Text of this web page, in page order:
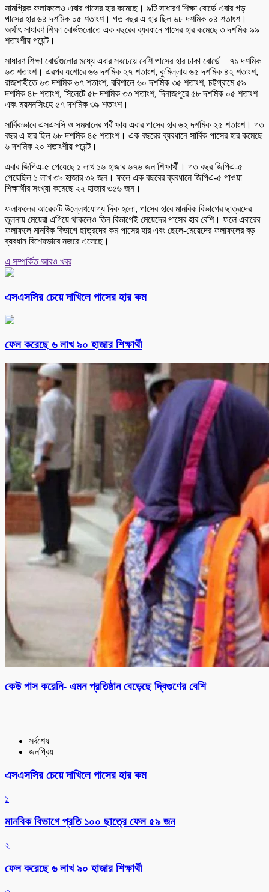
সামগ্রিক ফলাফলেও এবার পাসের হার কমেছে। ৯টি সাধারণ শিক্ষা বোর্ডে এবার গড়
পাসের হার ৬৪ দশমিক ০৫ শতাংশ। গত বছর এ হার ছিল ৬৮ দশমিক ০৪ শতাংশ।
অর্থাৎ সাধারণ শিক্ষা বোর্ডগুলোতে এক বছরের ব্যবধানে পাসের হার কমেছে ৩ দশমিক ৯৯
শতাংশীয় পয়েন্ট।
সাধারণ শিক্ষা বোর্ডগুলোর মধ্যে এবার সবচেয়ে বেশি পাসের হার ঢাকা বোর্ডে—৭১ দশমিক
৬৩ শতাংশ। এরপর যশোরে ৬৬ দশমিক ২৭ শতাংশ, কুমিল্লায় ৬৫ দশমিক ৪২ শতাংশ,
রাজশাহীতে ৬৩ দশমিক ৬৭ শতাংশ, বরিশালে ৬০ দশমিক ৩৫ শতাংশ, চট্টগ্রামে ৫৯
দশমিক ৪৮ শতাংশ, সিলেটে ৫৮ দশমিক ৩৩ শতাংশ, দিনাজপুরে ৫৮ দশমিক ০৫ শতাংশ
এবং ময়মনসিংহে ৫৭ দশমিক ৩৯ শতাংশ।
সার্বিকভাবে এসএসসি ও সমমানের পরীক্ষায় এবার পাসের হার ৬২ দশমিক ২৫ শতাংশ। গত
বছর এ হার ছিল ৬৮ দশমিক ৪৫ শতাংশ। এক বছরের ব্যবধানে সার্বিক পাসের হার কমেছে
৬ দশমিক ২০ শতাংশীয় পয়েন্ট।
এবার জিপিএ-৫ পেয়েছে ১ লাখ ১৬ হাজার ৬৭৬ জন শিক্ষার্থী। গত বছর জিপিএ-৫
পেয়েছিল ১ লাখ ৩৯ হাজার ৩২ জন। ফলে এক বছরের ব্যবধানে জিপিএ-৫ পাওয়া
শিক্ষার্থীর সংখ্যা কমেছে ২২ হাজার ৩৫৬ জন।
ফলাফলের আরেকটি উল্লেখযোগ্য দিক হলো, পাসের হারে মানবিক বিভাগের ছাত্রদের
তুলনায় মেয়েরা এগিয়ে থাকলেও তিন বিভাগেই মেয়েদের পাসের হার বেশি। ফলে এবারের
ফলাফলে মানবিক বিভাগে ছাত্রদের কম পাসের হার এবং ছেলে-মেয়েদের ফলাফলের বড়
ব্যবধান বিশেষভাবে নজরে এসেছে।
এ সম্পর্কিত আরও খবর
এসএসসির চেয়ে দাখিলে পাসের হার কম
ফেল করেছে ৬ লাখ ৯০ হাজার শিক্ষার্থী
কেউ পাস করেনি- এমন প্রতিষ্ঠান বেড়েছে দ্বিগুণের বেশি
সর্বশেষ
জনপ্রিয়
এসএসসির চেয়ে দাখিলে পাসের হার কম
১
মানবিক বিভাগে প্রতি ১০০ ছাত্রে ফেল ৫৯ জন
২
ফেল করেছে ৬ লাখ ৯০ হাজার শিক্ষার্থী